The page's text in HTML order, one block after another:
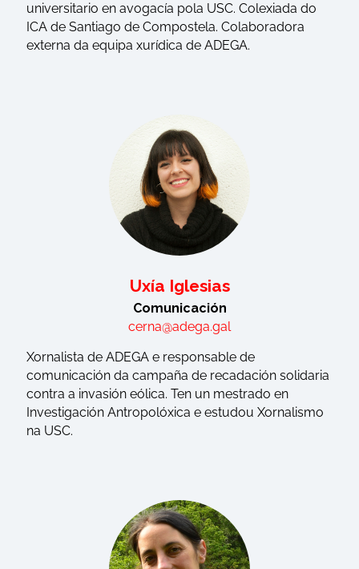
universitario en avogacía pola USC. Colexiada do
ICA de Santiago de Compostela. Colaboradora
externa da equipa xurídica de ADEGA.
Uxía Iglesias
Comunicación
cerna@adega.gal
Xornalista de ADEGA e responsable de
comunicación da campaña de recadación solidaria
contra a invasión eólica. Ten un mestrado en
Investigación Antropolóxica e estudou Xornalismo
na USC.